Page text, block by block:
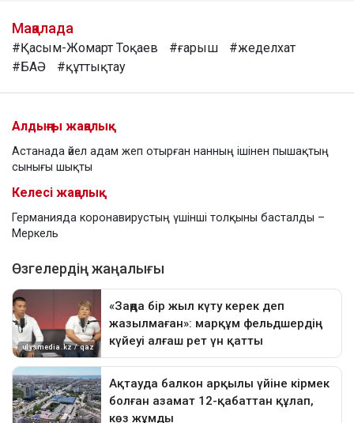
Мақалада
#Қасым-Жомарт Тоқаев #ғарыш
#жеделхат
#БАӘ
#құттықтау
Алдыңғы жаңалық
Астанада әйел адам жеп отырған нанның ішінен пышақтың
сынығы шықты
Келесі жаңалық
Германияда коронавирустың үшінші толқыны басталды –
Меркель